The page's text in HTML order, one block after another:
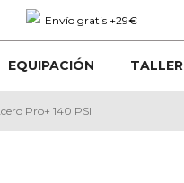
Envío gratis +29€
EQUIPACIÓN TALLER
Pro+ 140 PSI